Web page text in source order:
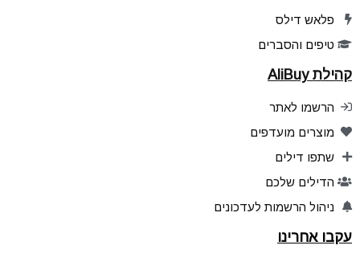
פלאש דילס
טיפים והסברים
קהילת AliBuy
הרשמו לאתר
מוצרים מועדפים
שתפו דילים
הדילים שלכם
ניהול הרשמות לעדכונים
עקבו אחרינו